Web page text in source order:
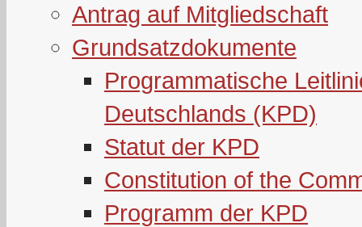
Antrag auf Mitgliedschaft
Grundsatzdokumente
Programmatische
Deutschlands (KPD)
Statut der KPD
Constitution of the
Programm der KPD